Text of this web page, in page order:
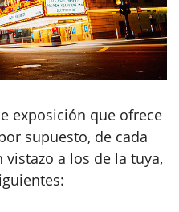
exposición que ofrece
supuesto, de cada
a los de la tuya,